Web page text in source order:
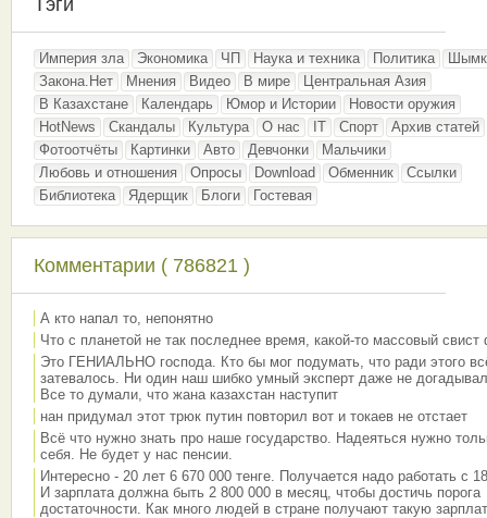
Тэги
Империя зла Экономика ЧП Наука и техника Политика
Закона.Нет
Мнения Видео В мире
Центральная Азия
В Казахстане
Календарь Юмор и Истории
Новости оружия
HotNews
Скандалы Культура О нас IT Спорт
Архив статей
Фотоотчёты
Картинки Авто Девчонки
Мальчики
Любовь и отношения
Опросы Download Обменник
Ссылки
Библиотека
Ядерщик Блоги Гостевая
Комментарии ( 786821 )
А кто напал то, непонятно
Что с планетой не так последнее время, какой-то массовый свист
Это ГЕНИАЛЬНО господа. Кто бы мог подумать, что ради этого
затевалось. Ни один наш шибко умный эксперт даже не
Все то думали, что жана казахстан наступит
нан придумал этот трюк путин повторил вот и токаев не отстает
Всё что нужно знать про наше государство. Надеяться нужно
себя. Не будет у нас пенсии.
Интересно - 20 лет 6 670 000 тенге. Получается надо работать с
И зарплата должна быть 2 800 000 в месяц, чтобы достичь порога
достаточности. Как много людей в стране получают такую